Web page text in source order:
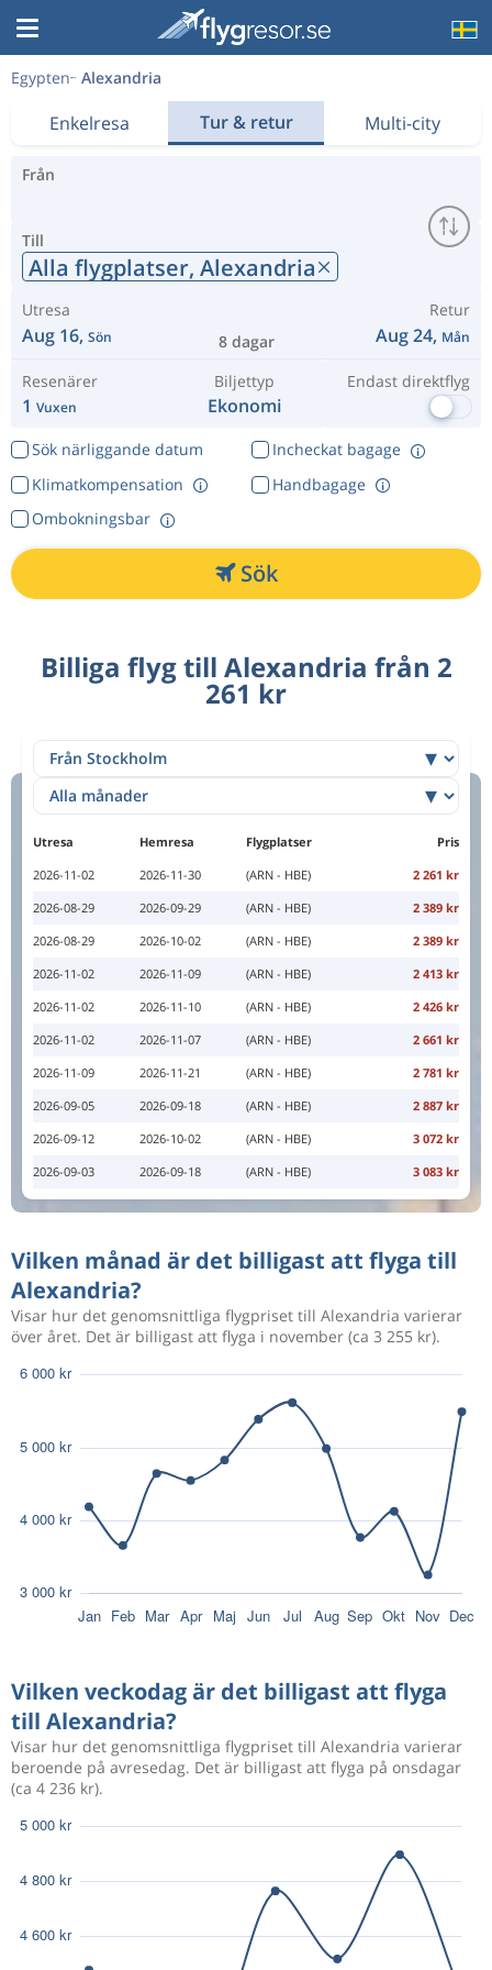
Egypten Alexandria
Enkelresa Tur & retur Multi-city
Från
Till
Alla flygplatser, Alexandria
Utresa
Aug 16, Sön 8 dagar
Retur
Aug 24, Mån
Resenärer
1 Vuxen
Biljettyp
Ekonomi
Endast direktflyg
Sök närliggande datum
Incheckat bagage
Klimatkompensation
Ombokningsbar
Handbagage
Sök
Billiga flyg till Alexandria från 2
261 kr
Utresa Hemresa Flygplatser
Pris
2026-11-02
2026-11-30 (ARN - HBE)
2 261 kr
2026-08-29
2026-09-29 (ARN - HBE)
2 389 kr
2026-08-29
2026-10-02 (ARN - HBE)
2 389 kr
2026-11-02
2026-11-09 (ARN - HBE)
2 413 kr
2026-11-02
2026-11-10 (ARN - HBE)
2 426 kr
2026-11-02
2026-11-07 (ARN - HBE)
2 661 kr
2026-11-09
2026-11-21 (ARN - HBE)
2 781 kr
2026-09-05
2026-09-18 (ARN - HBE)
2 887 kr
2026-09-12
2026-10-02 (ARN - HBE)
3 072 kr
2026-09-03
2026-09-18 (ARN - HBE) 3 083 kr
Vilken månad är det billigast att flyga till
Alexandria?
Visar hur det genomsnittliga flygpriset till Alexandria varierar
över året. Det är billigast att flyga i november (ca 3 255 kr).
Vilken veckodag är det billigast att flyga
till Alexandria?
Visar hur det genomsnittliga flygpriset till Alexandria varierar
beroende på avresedag. Det är billigast att flyga på onsdagar
(ca 4 236 kr).